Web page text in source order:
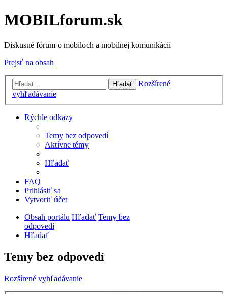
MOBILforum.sk
Diskusné fórum o mobiloch a mobilnej komunikácii
Prejsť na obsah
Hľadať
Rozšírené
vyhľadávanie
Rýchle odkazy
Temy bez odpovedí
Aktívne témy
Hľadať
FAQ
Prihlásiť sa
Vytvoriť účet
Obsah portálu Hľadať Temy bez
odpovedí
Hľadať
Temy bez odpovedí
Rozšírené vyhľadávanie